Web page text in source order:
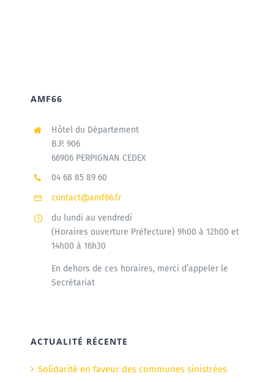
AMF66
Hôtel du Département
B.P. 906
66906 PERPIGNAN CEDEX
04 68 85 89 60
contact@amf66.fr
du lundi au vendredi
(Horaires ouverture Préfecture) 9h00 à 12h00 et
14h00 à 16h30
En dehors de ces horaires, merci d’appeler le
Secrétariat
ACTUALITÉ RÉCENTE
Solidarité en faveur des communes sinistrées